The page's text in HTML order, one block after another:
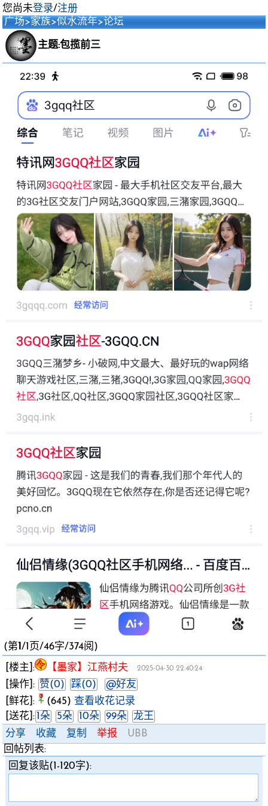
您尚未登录/注册
广场>家族>似水流年>论坛
主题:包揽前三
(第1 /1页/46字/374阅)
[楼主]: 【墨家】江燕村夫 2025-04-30 22:40:24
[操作]: 赞(0) 踩(0)
@好友
[鲜花]:
(645) 查看收花记录
[送花]: 1朵 5朵 10朵 99朵
龙王
分享
收藏 复制 举报
UBB
回帖列表:
回复该贴(1-120字):